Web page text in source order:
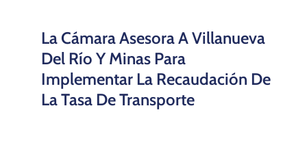
La Cámara Asesora A Villanueva
Del Río Y Minas Para
Implementar La Recaudación De
La Tasa De Transporte